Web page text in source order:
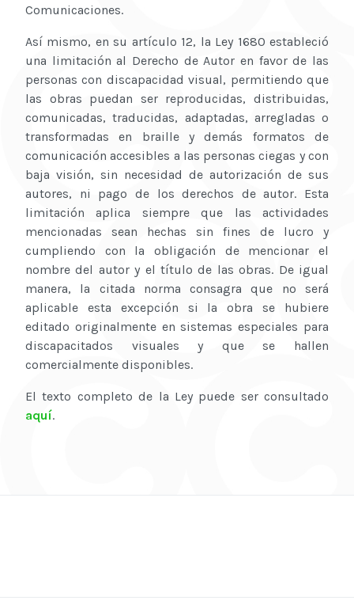
Comunicaciones.
Así mismo, en su artículo 12, la Ley 1680 estableció
una limitación al Derecho de Autor en favor de las
personas con discapacidad visual, permitiendo que
las obras puedan ser reproducidas, distribuidas,
comunicadas, traducidas, adaptadas, arregladas o
transformadas en braille y demás formatos de
comunicación accesibles a las personas ciegas y con
baja visión, sin necesidad de autorización de sus
autores, ni pago de los derechos de autor. Esta
limitación aplica siempre que las actividades
mencionadas sean hechas sin fines de lucro y
cumpliendo con la obligación de mencionar el
nombre del autor y el título de las obras. De igual
manera, la citada norma consagra que no será
aplicable esta excepción si la obra se hubiere
editado originalmente en sistemas especiales para
discapacitados visuales y que se hallen
comercialmente disponibles.
El texto completo de la Ley puede ser consultado
aquí.